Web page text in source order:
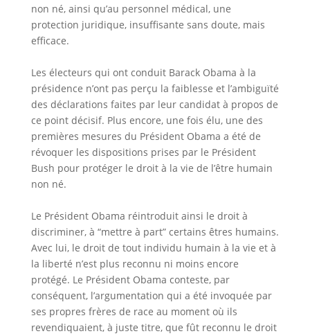
non né, ainsi qu’au personnel médical, une
protection juridique, insuffisante sans doute, mais
efficace.
Les électeurs qui ont conduit Barack Obama à la
présidence n’ont pas perçu la faiblesse et l’ambiguïté
des déclarations faites par leur candidat à propos de
ce point décisif. Plus encore, une fois élu, une des
premières mesures du Président Obama a été de
révoquer les dispositions prises par le Président
Bush pour protéger le droit à la vie de l’être humain
non né.
Le Président Obama réintroduit ainsi le droit à
discriminer, à “mettre à part” certains êtres humains.
Avec lui, le droit de tout individu humain à la vie et à
la liberté n’est plus reconnu ni moins encore
protégé. Le Président Obama conteste, par
conséquent, l’argumentation qui a été invoquée par
ses propres frères de race au moment où ils
revendiquaient, à juste titre, que fût reconnu le droit